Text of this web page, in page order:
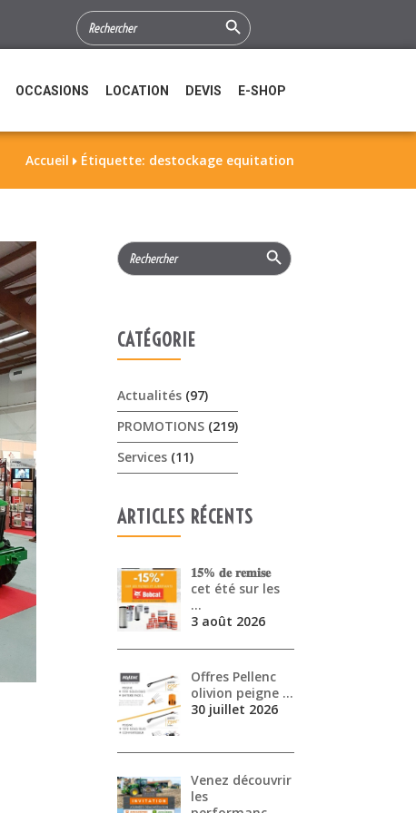
SEARCH
FOR:
Search Button
OCCASIONS LOCATION DEVIS E-SHOP
Accueil  Étiquette: destockage equitation
Search
for:
Search Button
CATÉGORIE
Actualités (97)
PROMOTIONS (219)
Services (11)
ARTICLES RÉCENTS
𝟏𝟓% 𝐝𝐞 𝐫𝐞𝐦𝐢𝐬𝐞
cet été sur les
…
3 août 2026
Offres Pellenc
olivion peigne …
30 juillet 2026
Venez découvrir
les